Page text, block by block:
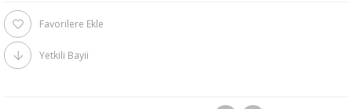
Favorilere Ekle
Yetkili Bayii